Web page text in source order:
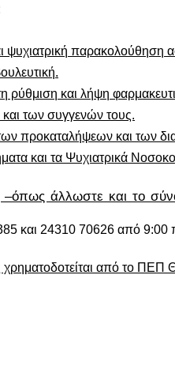
ψυχιατρική
ρύθμιση και λήψη
των συγγενών τους.
προκαταλήψεων και των
και τα Ψυχιατρικά
άλλωστε και το
και 24310 70626 από
από το ΠΕΠ